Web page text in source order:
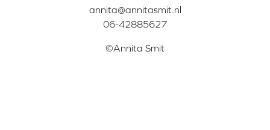
annita@annitasmit.nl
06-42885627
©Annita Smit